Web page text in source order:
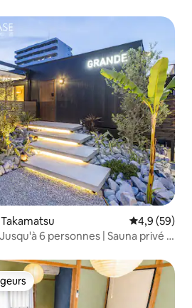
Évaluation
4,9 (59)
6 personnes | Sauna privé |
les plus appréciés